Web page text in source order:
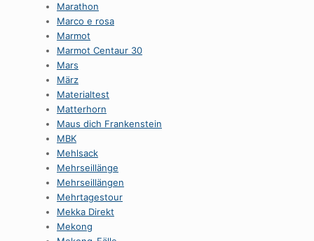
Marathon
Marco e rosa
Marmot
Marmot Centaur 30
Mars
März
Materialtest
Matterhorn
Maus dich Frankenstein
MBK
Mehlsack
Mehrseillänge
Mehrseillängen
Mehrtagestour
Mekka Direkt
Mekong